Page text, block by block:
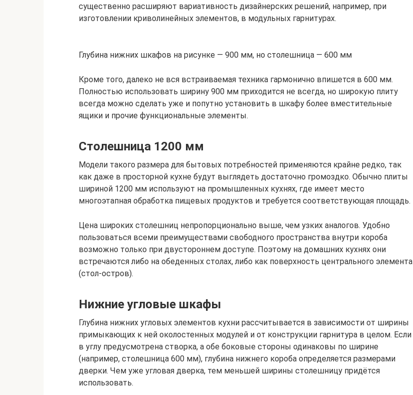
существенно расширяют вариативность дизайнерских решений, например, при
изготовлении криволинейных элементов, в модульных гарнитурах.
Глубина нижних шкафов на рисунке — 900 мм, но столешница — 600 мм
Кроме того, далеко не вся встраиваемая техника гармонично впишется в 600 мм.
Полностью использовать ширину 900 мм приходится не всегда, но широкую плиту
всегда можно сделать уже и попутно установить в шкафу более вместительные
ящики и прочие функциональные элементы.
Столешница 1200 мм
Модели такого размера для бытовых потребностей применяются крайне редко, так
как даже в просторной кухне будут выглядеть достаточно громоздко. Обычно плиты
шириной 1200 мм используют на промышленных кухнях, где имеет место
многоэтапная обработка пищевых продуктов и требуется соответствующая площадь.
Цена широких столешниц непропорционально выше, чем узких аналогов. Удобно
пользоваться всеми преимуществами свободного пространства внутри короба
возможно только при двустороннем доступе. Поэтому на домашних кухнях они
встречаются либо на обеденных столах, либо как поверхность центрального элемента
(стол-остров).
Нижние угловые шкафы
Глубина нижних угловых элементов кухни рассчитывается в зависимости от ширины
примыкающих к ней околостенных модулей и от конструкции гарнитура в целом. Если
в углу предусмотрена створка, а обе боковые стороны одинаковы по ширине
(например, столешница 600 мм), глубина нижнего короба определяется размерами
дверки. Чем уже угловая дверка, тем меньшей ширины столешницу придётся
использовать.